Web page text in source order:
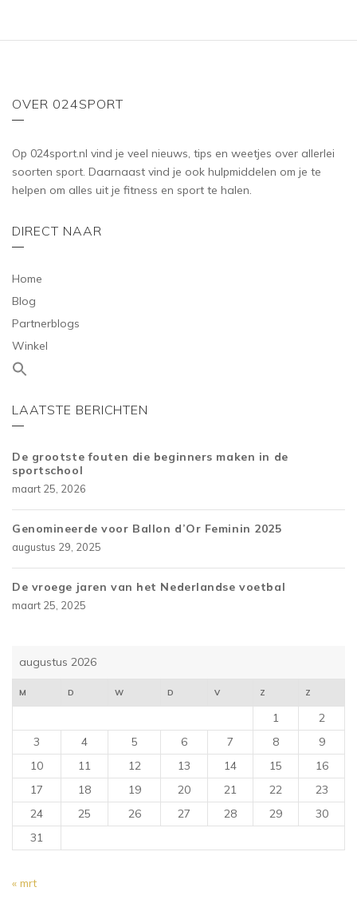
OVER 024SPORT
Op 024sport.nl vind je veel nieuws, tips en weetjes over allerlei
soorten sport. Daarnaast vind je ook hulpmiddelen om je te
helpen om alles uit je fitness en sport te halen.
DIRECT NAAR
Home
Blog
Partnerblogs
Winkel
LAATSTE BERICHTEN
De grootste fouten die beginners maken in de
sportschool
maart 25, 2026
Genomineerde voor Ballon d’Or Feminin 2025
augustus 29, 2025
De vroege jaren van het Nederlandse voetbal
maart 25, 2025
augustus 2026
M D W D V Z Z
1
2
3
4 5 6 7 8
9
10
11 12 13 14 15
16
17
18 19 20 21 22
23
24
25 26 27 28 29
30
31
« mrt